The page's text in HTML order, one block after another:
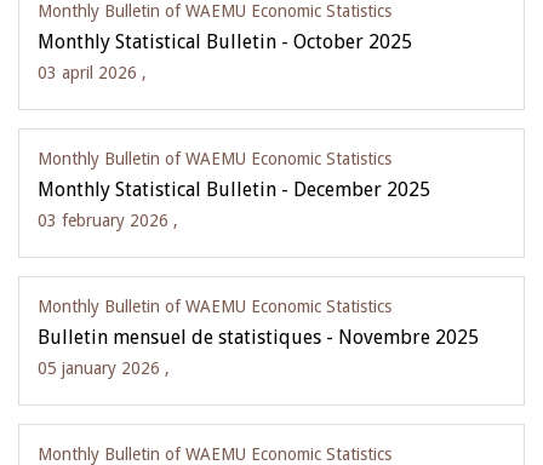
Monthly Bulletin of WAEMU Economic Statistics
Monthly Statistical Bulletin - October 2025
03 april 2026 ,
Monthly Bulletin of WAEMU Economic Statistics
Monthly Statistical Bulletin - December 2025
03 february 2026 ,
Monthly Bulletin of WAEMU Economic Statistics
Bulletin mensuel de statistiques - Novembre 2025
05 january 2026 ,
Monthly Bulletin of WAEMU Economic Statistics